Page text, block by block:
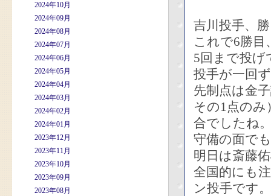
2024年10月
2024年09月
2024年08月
2024年07月
2024年06月
2024年05月
2024年04月
2024年03月
2024年02月
2024年01月
2023年12月
2023年11月
2023年10月
2023年09月
2023年08月
吉川投手、
これで6勝目
5回まで投げ
投手が一回
先制点は金
その1点のみ
合でしたね
守備の面で
明日は斎藤
全国的にも
ン投手です。